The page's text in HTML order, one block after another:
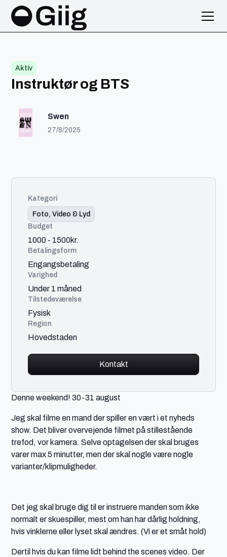
Aktiv
Instruktør og BTS
Swen
27/8/2025
Denne weekend! 30-31 august
Jeg skal filme en mand der spiller en vært i et nyheds
show. Det bliver overvejende filmet på stillestående
trefod, vor kamera. Selve optagelsen der skal bruges
varer max 5 minutter, men der skal nogle være nogle
varianter/klipmuligheder.
Det jeg skal bruge dig til er instruere manden som ikke
normalt er skuespiller, mest om han har dårlig holdning,
hvis vinklerne eller lyset skal ændres. (Vi er et småt hold)
Dertil hvis du kan filme lidt behind the scenes video. Der
Kategori
Foto, Video & Lyd
Budget
1000 - 1500kr.
Betalingsform
Engangsbetaling
Varighed
Under 1 måned
Tilstedeværelse
Fysisk
Region
Hovedstaden
Kontakt